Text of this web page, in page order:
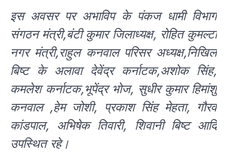
इस अवसर पर अभाविप के पंकज धामी विभाग
संगठन मंत्री,बंटी कुमार जिलाध्यक्ष, रोहित कुमल्टा
नगर मंत्री,राहुल कनवाल परिसर अध्यक्ष,निखिल
बिष्ट के अलावा देवेंद्र कर्नाटक,अशोक सिंह,
कमलेश कर्नाटक,भूपेंद्र भोज, सुधीर कुमार हिमांशु
कनवाल ,हेम जोशी, प्रकाश सिंह मेहता, गौरव
कांडपाल, अभिषेक तिवारी, शिवानी बिष्ट आदि
उपस्थित रहे।